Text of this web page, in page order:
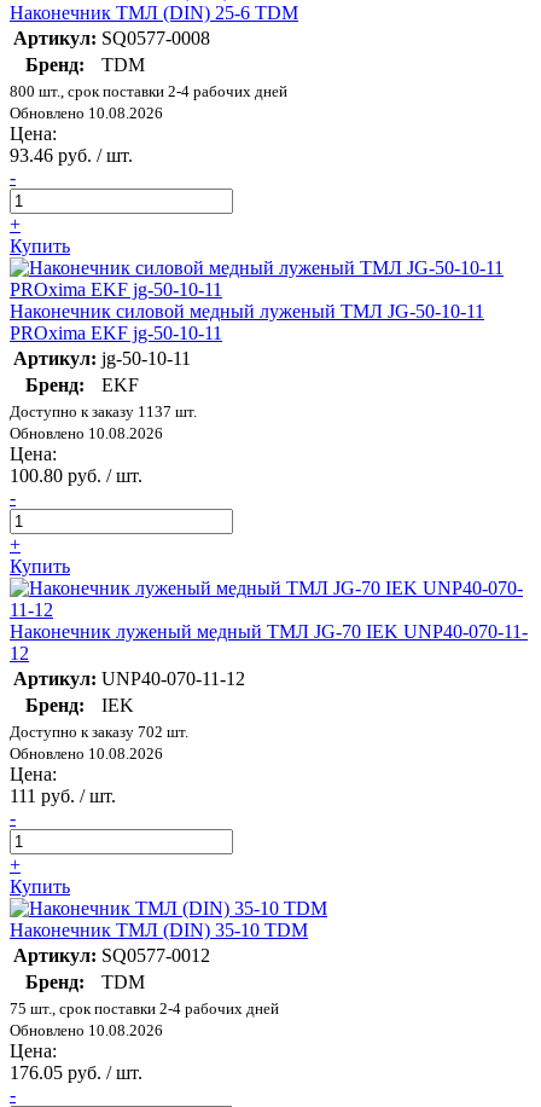
Наконечник ТМЛ (DIN) 25-6 TDM
Артикул: SQ0577-0008
Бренд:
TDM
800 шт., срок поставки 2-4 рабочих дней
Обновлено 10.08.2026
Цена:
93.46 руб. / шт.
-
+
Купить
Наконечник силовой медный луженый ТМЛ JG-50-10-11
PROxima EKF jg-50-10-11
Артикул: jg-50-10-11
Бренд:
EKF
Доступно к заказу 1137 шт.
Обновлено 10.08.2026
Цена:
100.80 руб. / шт.
-
+
Купить
Наконечник луженый медный ТМЛ JG-70 IEK UNP40-070-11-
12
Артикул: UNP40-070-11-12
Бренд:
IEK
Доступно к заказу 702 шт.
Обновлено 10.08.2026
Цена:
111 руб. / шт.
-
+
Купить
Наконечник ТМЛ (DIN) 35-10 TDM
Артикул: SQ0577-0012
Бренд:
TDM
75 шт., срок поставки 2-4 рабочих дней
Обновлено 10.08.2026
Цена:
176.05 руб. / шт.
-